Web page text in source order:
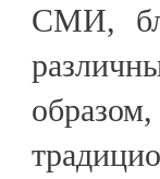
СМИ,